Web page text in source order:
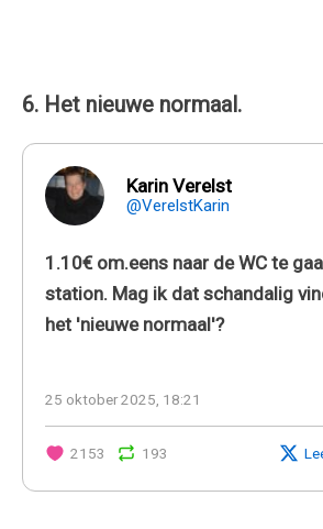
6. Het nieuwe normaal.
Karin Verelst
@VerelstKarin
1.10€ om.eens naar de WC te
station. Mag ik dat schandalig
het 'nieuwe normaal'?
25 oktober 2025, 18:21
2153 193